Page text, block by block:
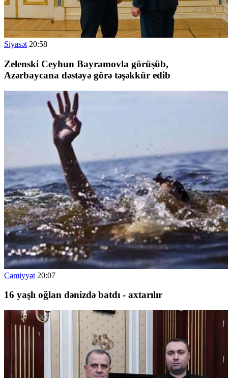
Siyasət 20:58
Zelenski Ceyhun Bayramovla görüşüb,
Azərbaycana dəstəyə görə təşəkkür edib
Cəmiyyət 20:07
16 yaşlı oğlan dənizdə batdı - axtarılır